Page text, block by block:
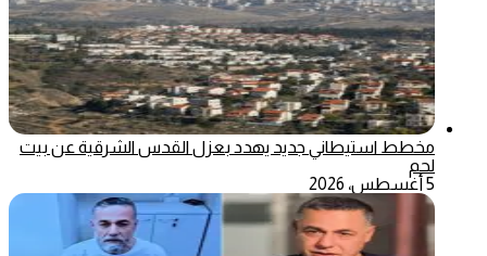
مخطط استيطاني جديد يهدد بعزل القدس الشرقية عن بيت
لحم
5 أغسطس، 2026